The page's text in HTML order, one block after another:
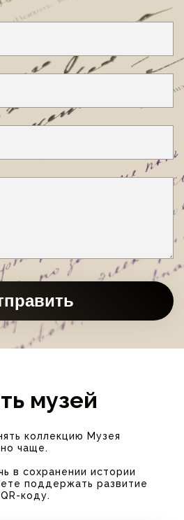
музей
коллекцию Музея
чаще.
в сохранении истории
поддержать развитие
коду.